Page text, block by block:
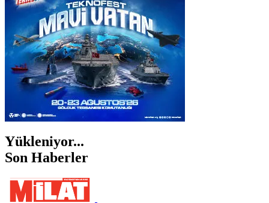
ŞIRNAK
Yükleniyor...
Son Haberler